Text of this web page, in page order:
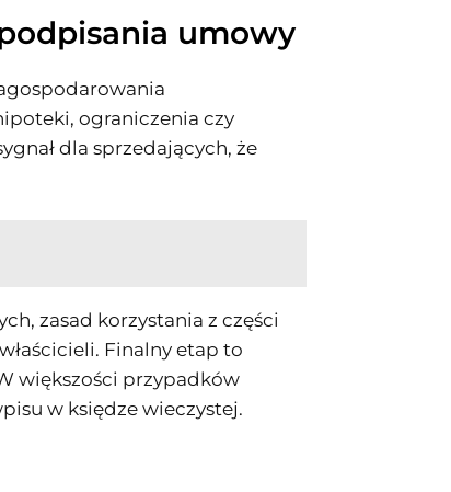
umowy
ograniczenia czy
dla sprzedających, że
zasad korzystania z części
Finalny etap to
większości przypadków
w księdze wieczystej.